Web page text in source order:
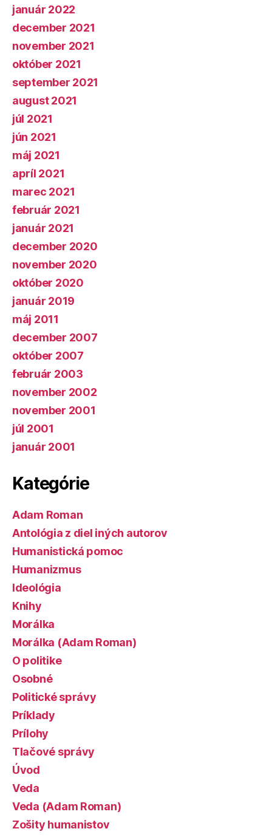
január 2022
december 2021
november 2021
október 2021
september 2021
august 2021
júl 2021
jún 2021
máj 2021
apríl 2021
marec 2021
február 2021
január 2021
december 2020
november 2020
október 2020
január 2019
máj 2011
december 2007
október 2007
február 2003
november 2002
november 2001
júl 2001
január 2001
Kategórie
Adam Roman
Antológia z diel iných autorov
Humanistická pomoc
Humanizmus
Ideológia
Knihy
Morálka
Morálka (Adam Roman)
O politike
Osobné
Politické správy
Príklady
Prílohy
Tlačové správy
Úvod
Veda
Veda (Adam Roman)
Zošity humanistov